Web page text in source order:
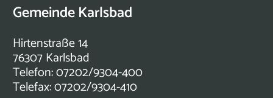
Gemeinde Karlsbad
Hirtenstraße 14
76307 Karlsbad
Telefon: 07202/9304-400
Telefax: 07202/9304-410